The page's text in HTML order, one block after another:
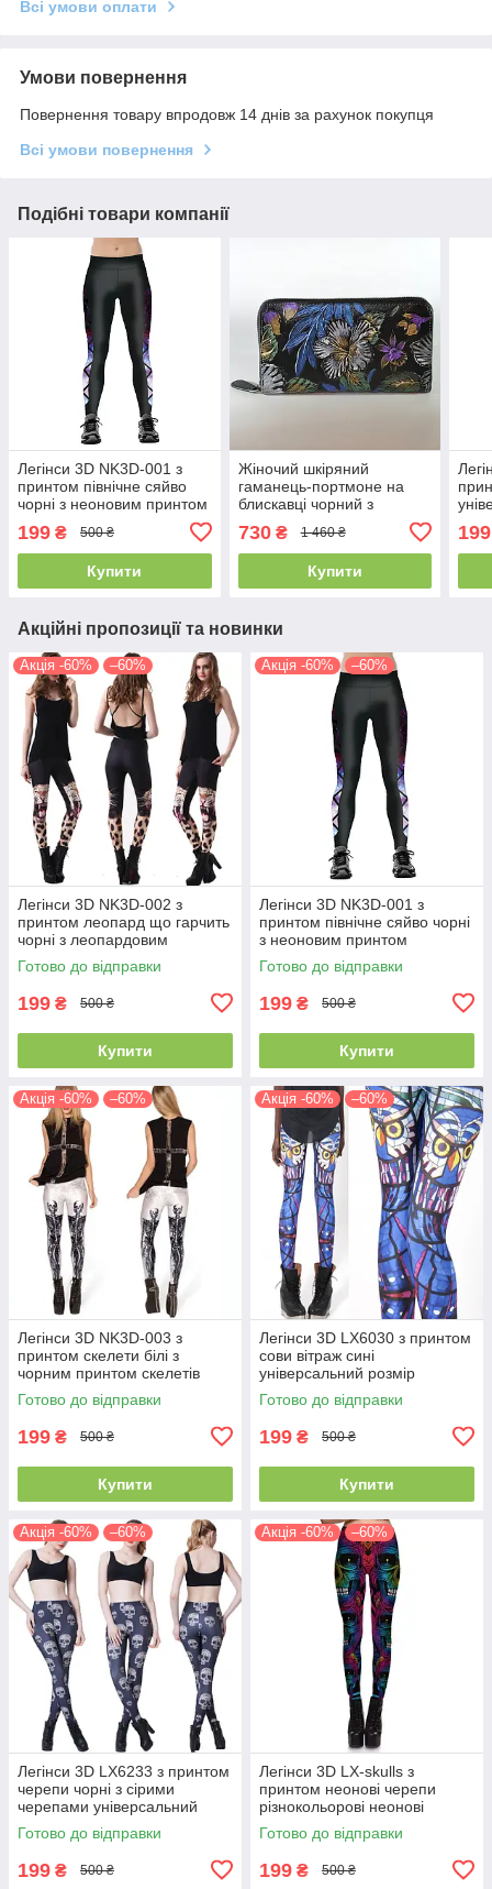
Всі умови оплати
Умови повернення
Повернення товару впродовж 14 днів за рахунок покупця
Всі умови повернення
Подібні товари компанії
Легінси 3D NK3D-001 з
принтом північне сяйво
чорні з неоновим принтом
199 ₴ 500 ₴
Купити
Жіночий шкіряний
гаманець-портмоне на
блискавці чорний з
розписом
730₴ 1 460 ₴
Купити
199
Акційні пропозиції та новинки
Акція -60% –60%
Легінси 3D NK3D-002 з
принтом леопард що гарчить
чорні з леопардовим
принтом універсальний
розмір
Готово до відправки
199 ₴ 500 ₴
Купити
Акція -60% –60%
Легінси 3D NK3D-001 з
принтом північне сяйво чорні
з неоновим принтом
універсальний розмір
Готово до відправки
199 ₴ 500 ₴
Купити
Акція -60% –60%
Легінси 3D NK3D-003 з
принтом скелети білі з
чорним принтом скелетів
універсальний розмір
Готово до відправки
199 ₴ 500 ₴
Купити
Акція -60% –60%
Легінси 3D LX6030 з принтом
сови вітраж сині
універсальний розмір
Готово до відправки
199 ₴ 500 ₴
Купити
Акція -60% –60%
Легінси 3D LX6233 з принтом
черепи чорні з сірими
черепами універсальний
розмір
Готово до відправки
199 ₴ 500 ₴
Акція -60% –60%
Легінси 3D LX-skulls з
принтом неонові черепи
різнокольорові неонові
універсальний розмір
Готово до відправки
199 ₴ 500 ₴